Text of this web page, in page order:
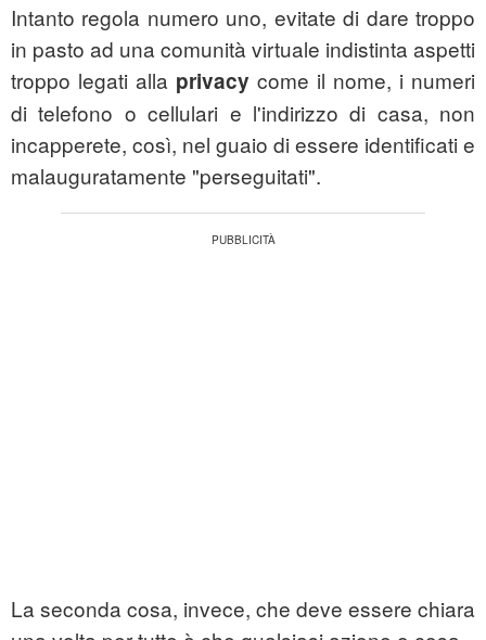
Intanto regola numero uno, evitate di dare troppo
in pasto ad una comunità virtuale indistinta aspetti
troppo legati alla privacy come il nome, i numeri
di telefono o cellulari e l'indirizzo di casa, non
incapperete, così, nel guaio di essere identificati e
malauguratamente "perseguitati".
La seconda cosa, invece, che deve essere chiara